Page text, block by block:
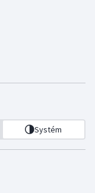
Systém